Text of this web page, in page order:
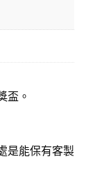
盃。
是能保有客製